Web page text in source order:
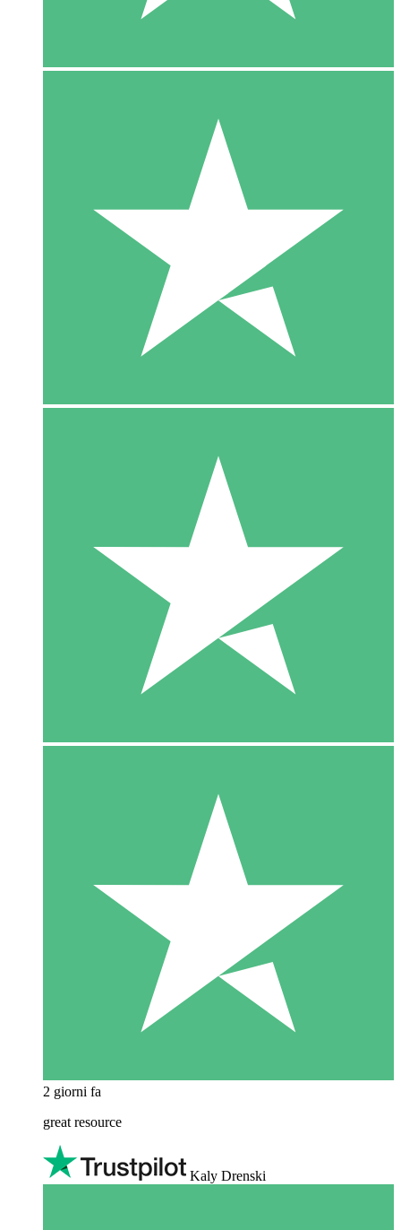
2 giorni fa
great resource
Kaly Drenski